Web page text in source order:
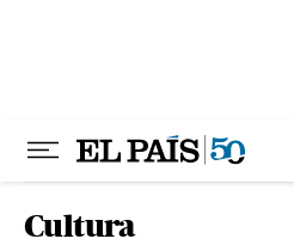
Cultura